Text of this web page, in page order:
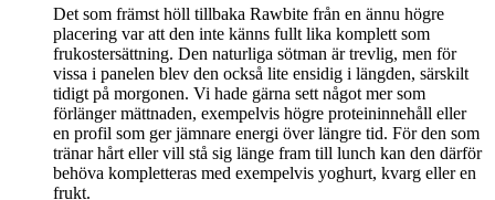
Det som främst höll tillbaka Rawbite från en ännu högre
placering var att den inte känns fullt lika komplett som
frukostersättning. Den naturliga sötman är trevlig, men för
vissa i panelen blev den också lite ensidig i längden, särskilt
tidigt på morgonen. Vi hade gärna sett något mer som
förlänger mättnaden, exempelvis högre proteininnehåll eller
en profil som ger jämnare energi över längre tid. För den som
tränar hårt eller vill stå sig länge fram till lunch kan den därför
behöva kompletteras med exempelvis yoghurt, kvarg eller en
frukt.